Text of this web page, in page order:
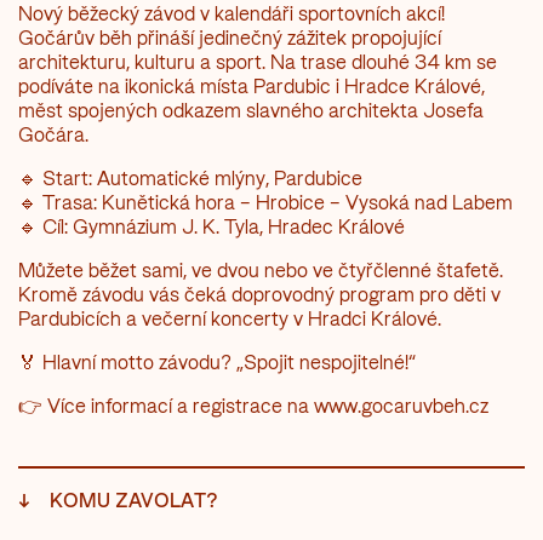
Nový běžecký závod v kalendáři sportovních akcí!
Gočárův běh přináší jedinečný zážitek propojující
architekturu, kulturu a sport. Na trase dlouhé 34 km se
podíváte na ikonická místa Pardubic i Hradce Králové,
měst spojených odkazem slavného architekta Josefa
Gočára.
🔹 Start: Automatické mlýny, Pardubice
🔹 Trasa: Kunětická hora – Hrobice – Vysoká nad Labem
🔹 Cíl: Gymnázium J. K. Tyla, Hradec Králové
Můžete běžet sami, ve dvou nebo ve čtyřčlenné štafetě.
Kromě závodu vás čeká doprovodný program pro děti v
Pardubicích a večerní koncerty v Hradci Králové.
🏅 Hlavní motto závodu? „Spojit nespojitelné!“
👉 Více informací a registrace na www.gocaruvbeh.cz
↓ KOMU ZAVOLAT?